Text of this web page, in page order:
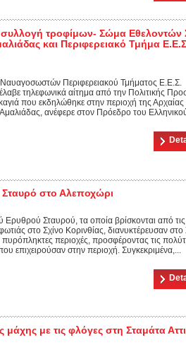
συλλογή τροφίμων- Σώμα Εθελοντών
και Περιφερειακό Τμήμα
Περιφερειακού Τμήματος Ε.Ε.Σ.
τηλεφωνικά αίτημα από την Πολιτικής
που εκδηλώθηκε στην περιοχή της Αρχαίας
ανέφερε στον Πρόεδρο του
στο Αλεποχώρι
Ερυθρού Σταυρού, τα οποία βρίσκονται από
στο Σχίνο Κορινθίας, διανυκτέρευσαν
περιοχές, προσφέροντας τις
επιχειρούσαν στην περιοχή. Συγκεκριμένα,...
με τις φλόγες στη Σταμάτα